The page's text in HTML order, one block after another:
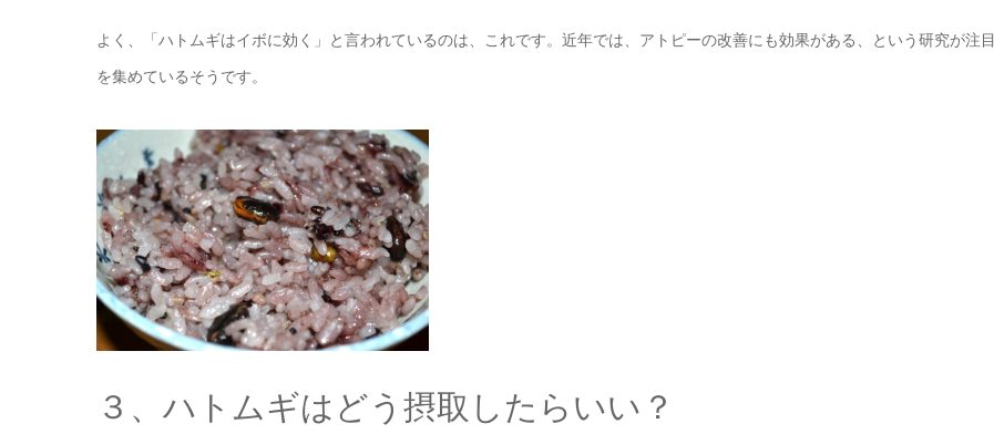
よく、「ハトムギはイボに効く」と言われているのは、これです。近年では、アトピーの改善にも効果がある、という研究が注目
を集めているそうです。
３、ハトムギはどう摂取したらいい？